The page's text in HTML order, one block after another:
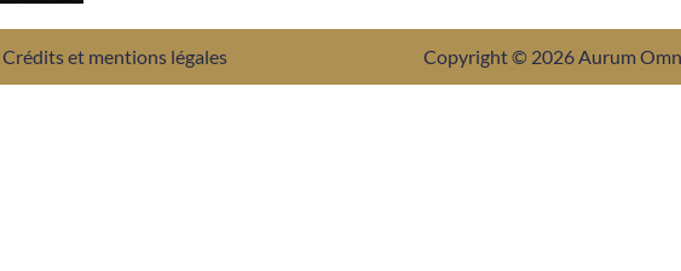
Crédits et mentions légales Copyright © 2026 Aurum